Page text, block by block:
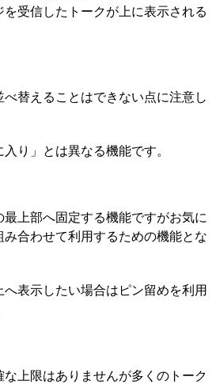
受信したトークが上に表示される
替えることはできない点に注意し
り」とは異なる機能です。
最上部へ固定する機能ですがお気に
み合わせて利用するための機能とな
表示したい場合はピン留めを利用
な上限はありませんが多くのトーク